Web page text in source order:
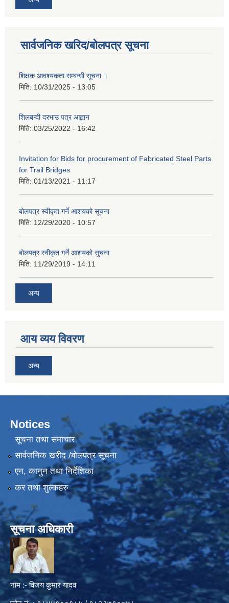
सार्वजनिक खरिद/बोलपत्र सूचना
शिक्षक आवश्यकता सम्बन्धी सूचना ।
मिति: 10/31/2025 - 13:05
शिलबन्दी दरभाउ पत्र आह्वान
मिति: 03/25/2022 - 16:42
Invitation for Bids for procurement of Fabricated Steel Parts
for Trail Bridges
मिति: 01/13/2021 - 11:17
बोलपत्र स्वीकृत गर्ने आशयको सूचना
मिति: 12/29/2020 - 10:57
बोलपत्र स्वीकृत गर्ने आशयको सुचना
मिति: 11/29/2019 - 14:11
अन्य
आय व्यय विवरण
अन्य
Notices
सूचना तथा समाचार
सार्वजनिक खरीद /बोलपत्र सूचना
एन, कानुन तथा निर्देशिका
कर तथा शुल्कहरु
सूचना अधिकारी
नाम :- विजय कुमार यादव